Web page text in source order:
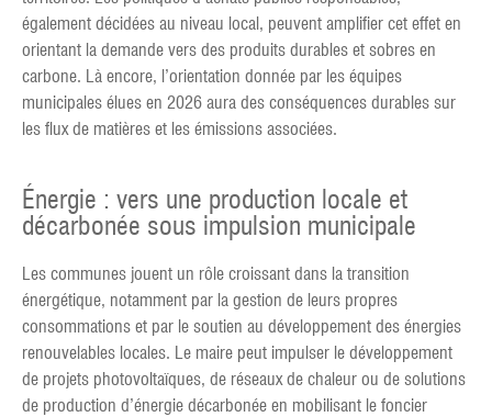
également décidées au niveau local, peuvent amplifier cet effet en
orientant la demande vers des produits durables et sobres en
carbone. Là encore, l’orientation donnée par les équipes
municipales élues en 2026 aura des conséquences durables sur
les flux de matières et les émissions associées.
Énergie : vers une production locale et
décarbonée sous impulsion municipale
Les communes jouent un rôle croissant dans la transition
énergétique, notamment par la gestion de leurs propres
consommations et par le soutien au développement des énergies
renouvelables locales. Le maire peut impulser le développement
de projets photovoltaïques, de réseaux de chaleur ou de solutions
de production d’énergie décarbonée en mobilisant le foncier